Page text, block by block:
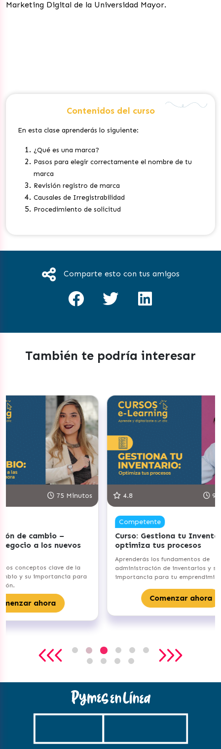
Marketing Digital de la Universidad Mayor.
Contenidos del curso
En esta clase aprenderás lo siguiente:
¿Qué es una marca?
Pasos para elegir correctamente el nombre de tu
marca
Revisión registro de marca
Causales de Irregistrabilidad
Procedimiento de solicitud
Comparte esto con tus amigos
También te podría interesar
de la
para
4.8
Curso: Gestiona tu Inventario –
optimiza tus procesos
Aprenderás los fundamentos de
administración de inventarios y su
importancia para tu emprendimiento.
Comenzar ahora
en